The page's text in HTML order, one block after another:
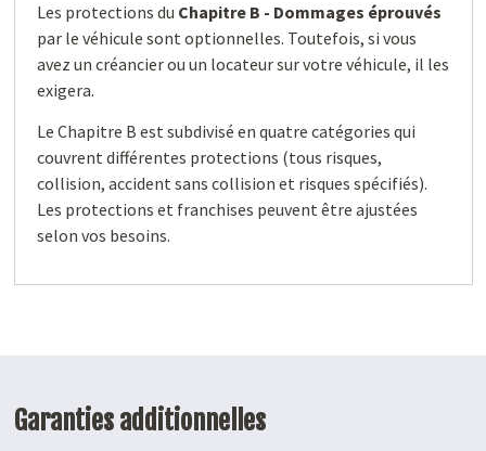
Les protections du Chapitre B - Dommages éprouvés
par le véhicule sont optionnelles. Toutefois, si vous
avez un créancier ou un locateur sur votre véhicule, il les
exigera.
Le Chapitre B est subdivisé en quatre catégories qui
couvrent différentes protections (tous risques,
collision, accident sans collision et risques spécifiés).
Les protections et franchises peuvent être ajustées
selon vos besoins.
Garanties additionnelles